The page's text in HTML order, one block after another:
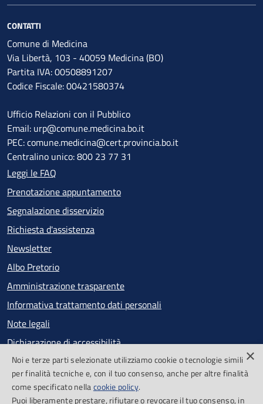
CONTATTI
Comune di Medicina
Via Libertà, 103 - 40059 Medicina (BO)
Partita IVA: 00508891207
Codice Fiscale: 00421580374
Ufficio Relazioni con il Pubblico
Email: urp@comune.medicina.bo.it
PEC: comune.medicina@cert.provincia.bo.it
Centralino unico: 800 23 77 31
Leggi le FAQ
Prenotazione appuntamento
Segnalazione disservizio
Richiesta d'assistenza
Newsletter
Albo Pretorio
Amministrazione trasparente
Informativa trattamento dati personali
Note legali
Dichiarazione di accessibilità
Obiettivi di accessibilità
Segnalazioni accessibilità
×
Noi e terze parti selezionate utilizziamo cookie o tecnologie simili
per finalità tecniche e, con il tuo consenso, anche per altre finalità
come specificato nellacookie policy.
Puoi liberamente prestare, rifiutare o revocare il tuo consenso, in